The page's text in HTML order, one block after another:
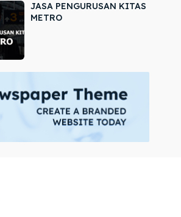
JASA PENGURUSAN KITAS
METRO